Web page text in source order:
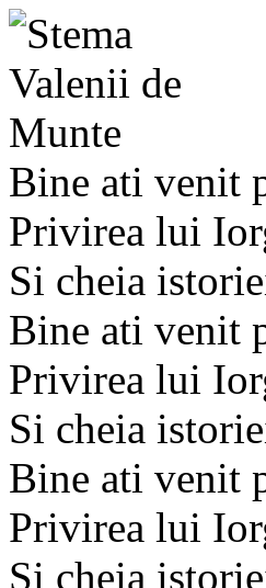
Bine ati venit
Privirea lui
Si cheia
Bine ati venit
Privirea lui
Si cheia
Bine ati venit
Privirea lui
Si cheia